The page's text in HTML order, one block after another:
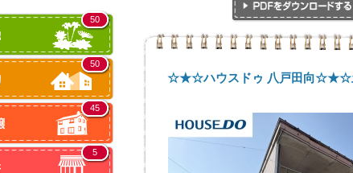
50
50
45
5
☆★☆ハウスドゥ 八戸田向☆★☆土